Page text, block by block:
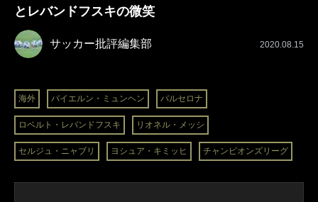
とレバンドフスキの微笑
サッカー批評編集部 2020.08.15
海外 バイエルン・ミュンヘン バルセロナ
ロベルト・レバンドフスキ リオネル・メッシ
セルジュ・ニャブリ ヨシュア・キミッヒ チャンピオンズリーグ